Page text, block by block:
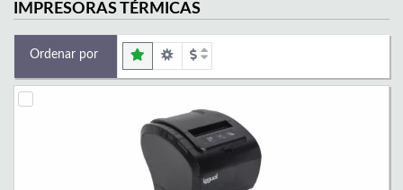
IMPRESORAS TÉRMICAS
Ordenar por